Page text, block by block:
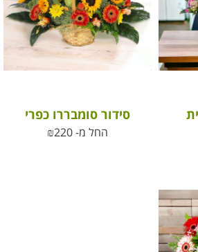
סידור סומבררו כפרי
החל מ- ₪220